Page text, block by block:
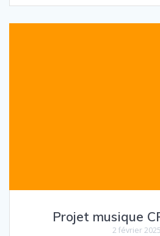
Projet musique
2 février 2025